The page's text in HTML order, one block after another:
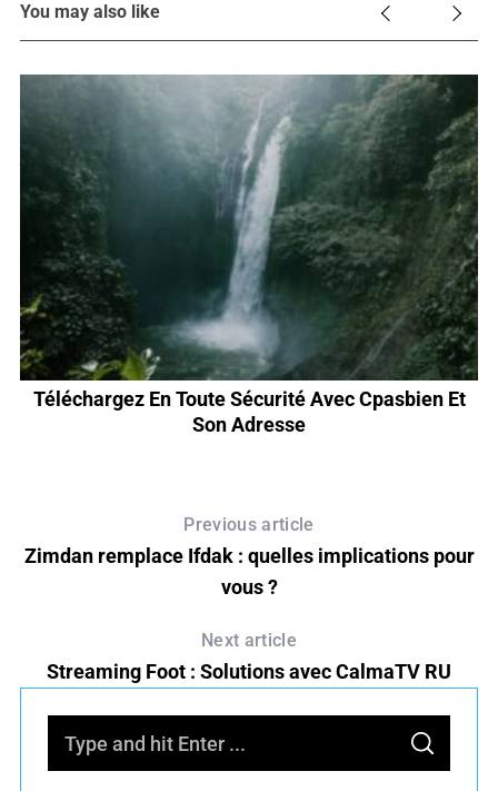
You may also like
Téléchargez En Toute Sécurité Avec Cpasbien Et
Son Adresse
Previous article
Zimdan remplace Ifdak : quelles implications pour
vous ?
Next article
Streaming Foot : Solutions avec CalmaTV RU
S
A